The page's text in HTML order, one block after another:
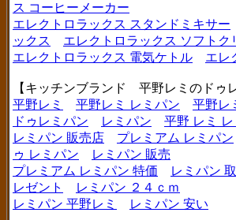
ス コーヒーメーカー
エレクトロラックス スタンドミキサー
ックス
エレクトロラックス ソフトク
エレクトロラックス 電気ケトル
エレ
【キッチンブランド 平野レミのドゥ
平野レミ
平野レミ レミパン 平野レ
ドゥレミパン
レミパン
平野 レミ
レミパン 販売店
プレミアム レミパン
ゥ レミパン
レミパン 販売
プレミアム レミパン 特価
レミパン
レゼント
レミパン ２４ｃｍ
レミパン 平野レミ
レミパン 安い